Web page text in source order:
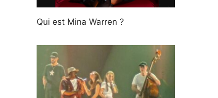
Qui est Mina Warren ?